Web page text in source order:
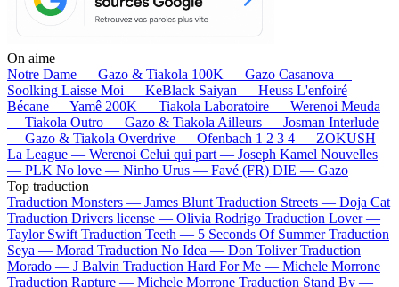
On aime
Notre Dame — Gazo & Tiakola 100K — Gazo Casanova —
Soolking Laisse Moi — KeBlack Saiyan — Heuss L'enfoiré
Bécane —Yamê 200K — Tiakola Laboratoire — Werenoi Meuda
— Tiakola Outro — Gazo & Tiakola Ailleurs — Josman Interlude
— Gazo & Tiakola Overdrive — Ofenbach 1 2 3 4 — ZOKUSH
La League — Werenoi Celui qui part — Joseph Kamel Nouvelles
— PLK No love — Ninho Urus — Favé (FR) DIE — Gazo
Top traduction
Traduction Monsters — James Blunt Traduction Streets — Doja Cat
Traduction Drivers license — Olivia Rodrigo Traduction Lover —
Taylor Swift Traduction Teeth — 5 Seconds Of Summer Traduction
Seya — Morad Traduction No Idea — Don Toliver Traduction
Morado — J Balvin Traduction Hard For Me — Michele Morrone
Traduction Rapture — Michele Morrone Traduction Stand By —